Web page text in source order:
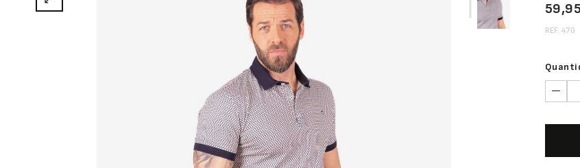
REF. 470